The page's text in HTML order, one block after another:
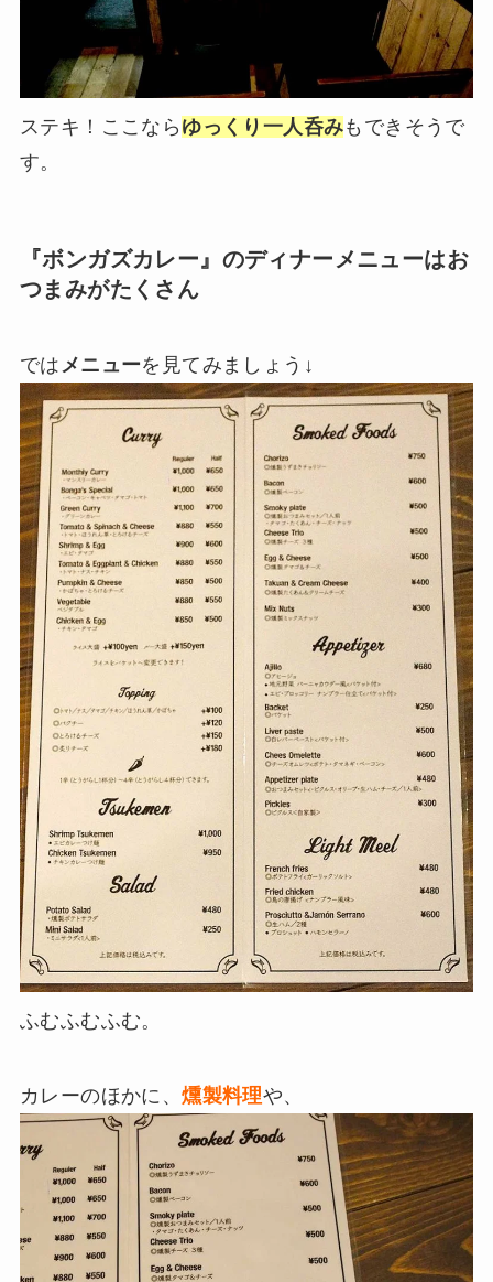
ステキ！ここなら ゆっくり一人呑みもできそうで
す。
『ボンガズカレー』のディナーメニューはお
つまみがたくさん
ではメニューを見てみましょう↓
ふむふむふむ。
カレーのほかに、燻製料理や、